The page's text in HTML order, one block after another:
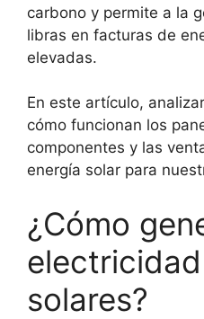
carbono y permite a la
libras en facturas de
elevadas.
En este artículo,
cómo funcionan los
componentes y las
energía solar para
¿Cómo
solares?